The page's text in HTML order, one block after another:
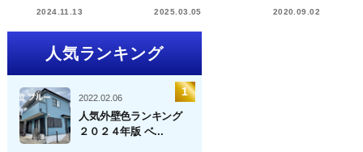
2024.11.13 2025.03.05 2020.09.02
人気ランキング
2022.02.06
人気外壁色ランキング
２０２４年版 ベ...